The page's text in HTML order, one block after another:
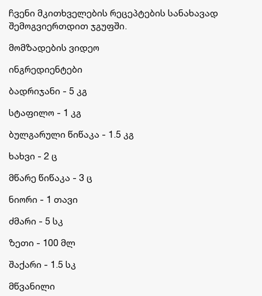
ჩვენი მკითხველების რეცეპტების სანახავად
შემოგვიერთდით ჯგუფში.
მომზადების ვიდეო
ინგრედიენტები
ბადრიჯანი - 5 კგ
სტაფილო - 1 კგ
ბულგარული წიწაკა - 1.5 კგ
ხახვი - 2 ც
მწარე წიწაკა - 3 ც
ნიორი - 1 თავი
ძმარი - 5 სკ
ზეთი - 100 მლ
შაქარი - 1.5 სკ
მწვანილი